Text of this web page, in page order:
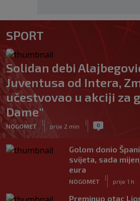
SPORT
Solidan debi
Juventusa od Intera,
učestvovao u akciji za
Dame"
NOGOMET
|
prije 2 min
| 0
Golom donio
svijeta, sada
eura
NOGOMET
|
prije 1 h
Preminuo otac